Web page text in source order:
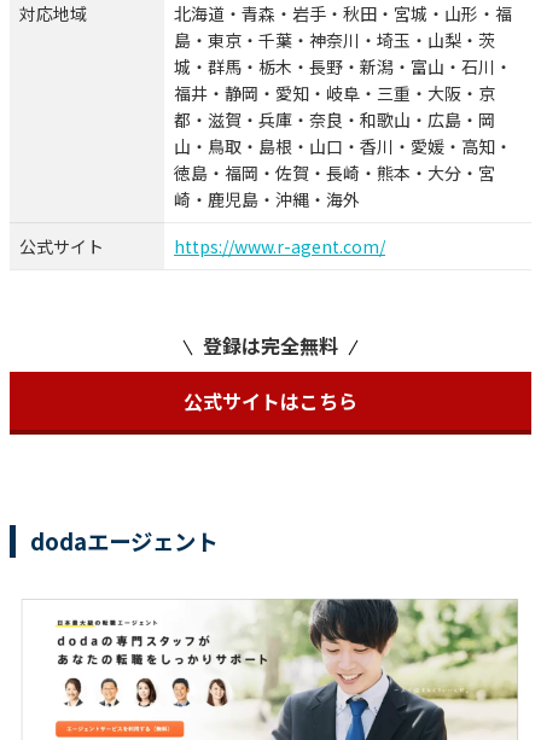
対応地域
北海道・青森・岩手・秋田・宮城・山形・福
島・東京・千葉・神奈川・埼玉・山梨・茨
城・群馬・栃木・長野・新潟・富山・石川・
福井・静岡・愛知・岐阜・三重・大阪・京
都・滋賀・兵庫・奈良・和歌山・広島・岡
山・鳥取・島根・山口・香川・愛媛・高知・
徳島・福岡・佐賀・長崎・熊本・大分・宮
崎・鹿児島・沖縄・海外
公式サイト
https://www.r-agent.com/
登録は完全無料
公式サイトはこちら
dodaエージェント